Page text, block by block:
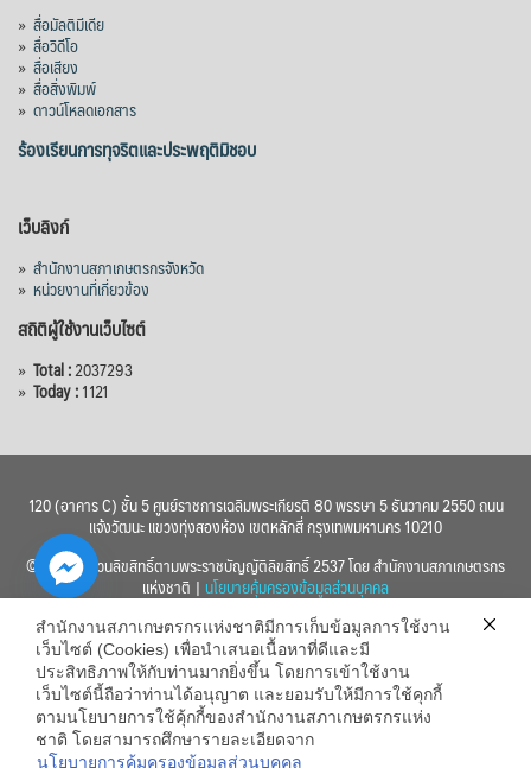
» สื่อมัลติมีเดีย
» สื่อวิดีโอ
» สื่อเสียง
» สื่อสิ่งพิมพ์
» ดาวน์โหลดเอกสาร
ร้องเรียนการทุจริตและประพฤติมิชอบ
เว็บลิงก์
» สำนักงานสภาเกษตรกรจังหวัด
» หน่วยงานที่เกี่ยวข้อง
สถิติผู้ใช้งานเว็บไซต์
» Total :2037293
» Today :1121
120 (อาคาร C) ชั้น 5 ศูนย์ราชการเฉลิมพระเกียรติ 80 พรรษา 5 ธันวาคม 2550 ถนน
แจ้งวัฒนะ แขวงทุ่งสองห้อง เขตหลักสี่ กรุงเทพมหานคร 10210
© 2560 สงวนลิขสิทธิ์ตามพระราชบัญญัติลิขสิทธิ์ 2537 โดย สำนักงานสภาเกษตรกร
แห่งชาติ | นโยบายคุ้มครองข้อมูลส่วนบุคคล
สำนักงานสภาเกษตรกรแห่งชาติมีการเก็บข้อมูลการใช้งาน
เว็บไซต์ (Cookies) เพื่อนำเสนอเนื้อหาที่ดีและมี
ประสิทธิภาพให้กับท่านมากยิ่งขึ้น โดยการเข้าใช้งาน
เว็บไซต์นี้ถือว่าท่านได้อนุญาต และยอมรับให้มีการใช้คุกกี้
ตามนโยบายการใช้คุ้กกี้ของสำนักงานสภาเกษตรกรแห่ง
ชาติ โดยสามารถศึกษารายละเอียดจาก
นโยบายการคุ้มครองข้อมูลส่วนบุคคล
Hide
chaty